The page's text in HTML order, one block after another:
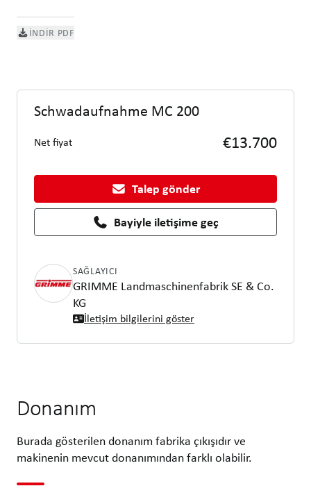
İNDIR PDF
Schwadaufnahme MC 200
Net fiyat €13.700
Talep gönder
Bayiyle iletişime geç
SAĞLAYICI
GRIMME Landmaschinenfabrik SE & Co.
KG
İletişim bilgilerini göster
Donanım
Burada gösterilen donanım fabrika çıkışıdır ve
makinenin mevcut donanımından farklı olabilir.